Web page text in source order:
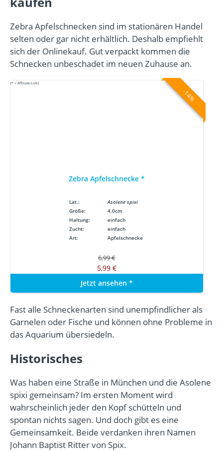
Zebra Apfelschnecken sind im stationären Handel
selten oder gar nicht erhältlich. Deshalb empfiehlt
sich der Onlinekauf. Gut verpackt kommen die
Schnecken unbeschadet im neuen Zuhause an.
(* = Affiliate-Link)
-14%
Zebra Apfelschnecke *
Lat.:
Asolene spixi
Größe:
4,0cm
Haltung:
einfach
Zucht:
einfach
Art:
Apfelschnecke
6,99 €
5,99 €
Jetzt ansehen *
Fast alle Schneckenarten sind unempfindlicher als
Garnelen oder Fische und können ohne Probleme in
das Aquarium übersiedeln.
Historisches
Was haben eine Straße in München und die Asolene
spixi gemeinsam? Im ersten Moment wird
wahrscheinlich jeder den Kopf schütteln und
spontan nichts sagen. Und doch gibt es eine
Gemeinsamkeit. Beide verdanken ihren Namen
Johann Baptist Ritter von Spix.